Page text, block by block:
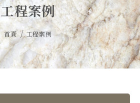
工程案例
首頁 / 工程案例